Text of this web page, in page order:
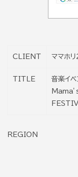
CLIENT ママホ
TITLE
音楽イ
REGION